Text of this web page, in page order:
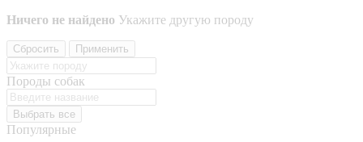
Ничего не найдено Укажите другую породу
Сбросить Применить
Породы собак
Выбрать все
Популярные